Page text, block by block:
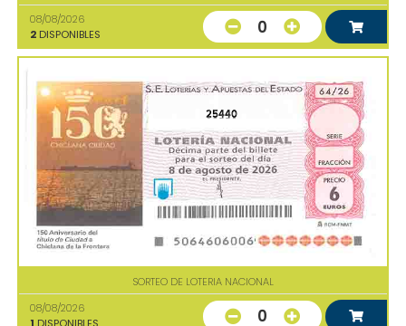
08/08/2026
2 DISPONIBLES 0
25440
SORTEO DE LOTERIA NACIONAL
08/08/2026
0